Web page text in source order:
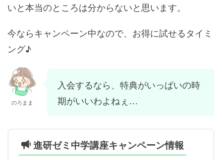
いと本当のところは分からないと思います。
今ならキャンペーン中なので、お得に試せるタイミ
ング♪
のろまま
入会するなら、特典がいっぱいの時
期がいいわよねぇ…
進研ゼミ中学講座キャンペーン情報